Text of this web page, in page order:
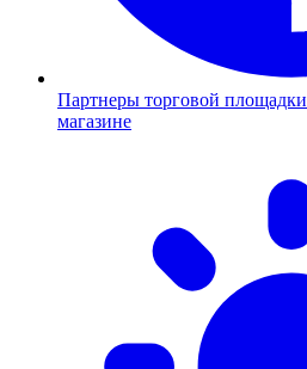
Партнеры торговой площадки
магазине